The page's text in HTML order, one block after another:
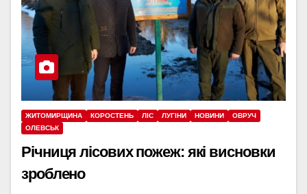
ЖИТОМИРЩИНА КОРОСТЕНЬ ЛІС ЛУГІНИ НОВИНИ
ОВРУЧ
ОЛЕВСЬК
Річниця лісових пожеж: які висновки
зроблено